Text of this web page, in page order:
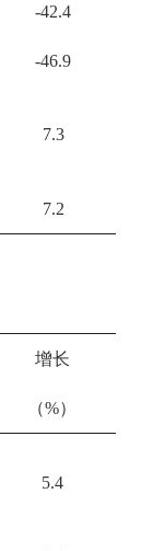
-42.4
-46.9
7.3
7.2
增长
（%）
5.4